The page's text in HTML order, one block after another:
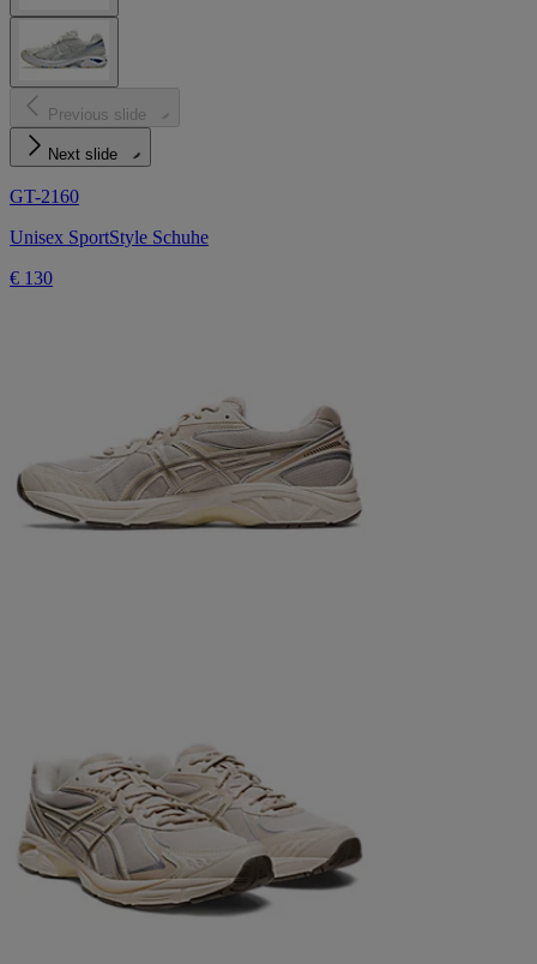
Previous slide
Next slide
GT-2160
Unisex SportStyle Schuhe
€ 130